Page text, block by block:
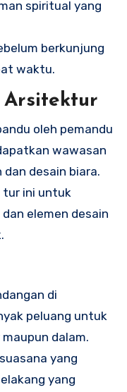
spiritual yang
berkunjung
waktu.
Arsitektur
oleh pemandu
wawasan
desain biara.
tur ini untuk
elemen desain
di
peluang untuk
dalam.
yang
yang